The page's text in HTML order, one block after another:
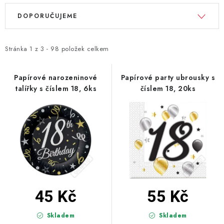
SVATEBNÍ DOPLŇKY
BARVY NA OBLIČEJ A VLASY
BUBLIFUKY
DORTOVÉ SVÍČKY A OZDOBY
DÁRKOVÉ TAŠKY A SÁČKY
DÁRKY
HELIUM NA BALÓNKY
V
i
Stránka 1 z 3 - 98 položek celkem
Ř
e
DOPORUČUJEME
Papírové narozeninové
talířky s číslem 18, 6ks
Skladem
45 Kč
Papírové party ubrousky s
číslem 18, 20ks
Skladem
55 Kč